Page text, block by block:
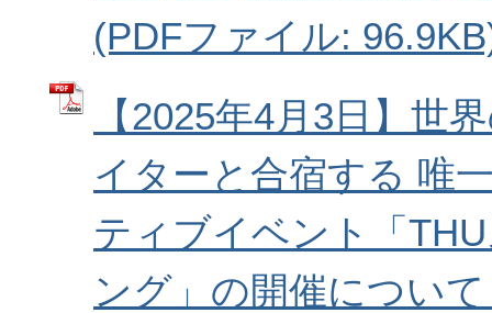
(PDFファイル:
【2025年4月3日】世
イターと合宿する 唯
ティブイベント「
ング」の開催につい